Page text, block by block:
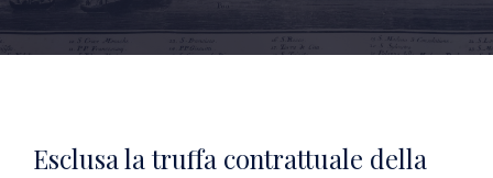
Esclusa la truffa contrattuale della